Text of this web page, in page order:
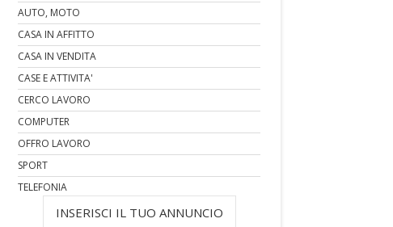
AUTO, MOTO
CASA IN AFFITTO
CASA IN VENDITA
CASE E ATTIVITA'
CERCO LAVORO
COMPUTER
OFFRO LAVORO
SPORT
TELEFONIA
INSERISCI IL TUO ANNUNCIO